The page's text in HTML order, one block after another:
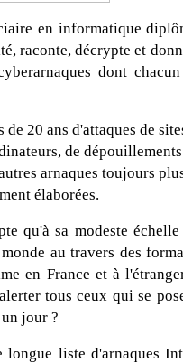
en informatique
raconte, décrypte et
dont
20 ans d'attaques de
de
arnaques toujours
élaborées.
qu'à sa modeste
au travers des
en France et à
tous ceux qui se
jour ?
longue liste d'arnaques